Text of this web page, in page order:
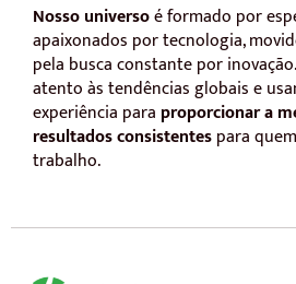
Nosso universoé formado por
apaixonados por tecnologia,
pela busca constante por
atento às tendências globais e
experiência para proporcionar a
resultados consistentespara
trabalho.